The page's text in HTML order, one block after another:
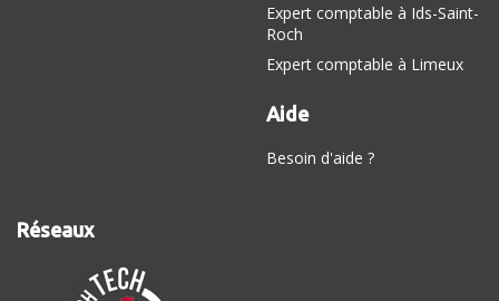
Expert comptable à Ids-Saint-
Roch
Expert comptable à Limeux
Aide
Besoin d'aide ?
Réseaux